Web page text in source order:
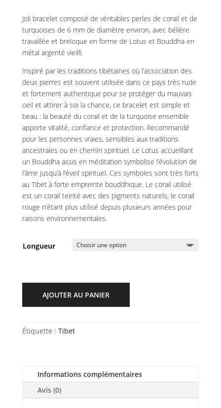
Joli bracelet composé de véritables perles de corail et de
turquoises de 6 mm de diamètre environ, avec bélière
travaillée et breloque en forme de Lotus et Bouddha en
métal argenté vieilli.
Inspiré par les traditions tibétaines où l’association des
deux pierres est souvent utilisée dans ce pays très rude
et fortement authentique pour se protéger du mauvais
oeil et attirer à soi la chance, ce bracelet est simple et
beau : la beauté du corail et de la turquoise ensemble
apporte vitalité, confiance et protection. Recommandé
pour les personnes vraies, sensibles aux traditions
ancestrales ou en chemin spirituel. Le Lotus accueillant
un Bouddha assis en méditation symbolise l’évolution de
l’âme jusqu’à l’éveil spirituel. Ces symboles sont très forts
au Tibet à forte empreinte bouddhique. Le corail utilisé
est un corail teinté avec des pigments naturels, le corail
rouge n’étant plus utilisé depuis plusieurs années pour
raisons environnementales.
Longueur
AJOUTER AU PANIER
Étiquette : Tibet
Informations complémentaires
Avis (0)